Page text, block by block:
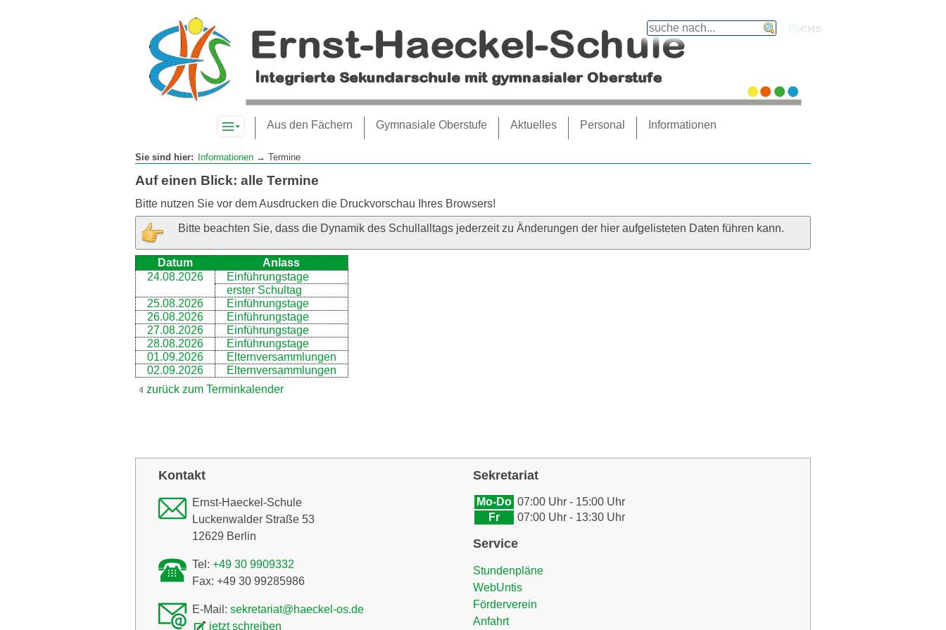
Sie sind hier: Informationen → Termine
Auf einen Blick: alle Termine
Bitte nutzen Sie vor dem Ausdrucken die Druckvorschau Ihres Browsers!
Bitte beachten Sie, dass die Dynamik des Schullalltags jederzeit zu Änderungen der hier aufgelisteten Daten führen kann.
Datum
Anlass
24.08.2026
Einführungstage
erster Schultag
25.08.2026
Einführungstage
26.08.2026
Einführungstage
27.08.2026
Einführungstage
28.08.2026
Einführungstage
01.09.2026
Elternversammlungen
02.09.2026
Elternversammlungen
zurück zum Terminkalender
Komplett-Aus den Fächern Gymnasiale Oberstufe Aktuelles Personal Informationen
finden
Kontakt
Ernst-Haeckel-Schule
Luckenwalder Straße 53
12629 Berlin
Tel: +49 30 9909332
Fax: +49 30 99285986
E-Mail: sekretariat@haeckel-os.de
jetzt schreiben
Sekretariat
Mo-Do 07:00 Uhr - 15:00 Uhr
Fr
07:00 Uhr - 13:30 Uhr
Service
Stundenpläne
WebUntis
Förderverein
Anfahrt